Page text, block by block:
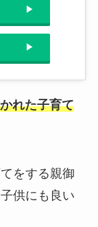
れた子育て
をする親御
供にも良い